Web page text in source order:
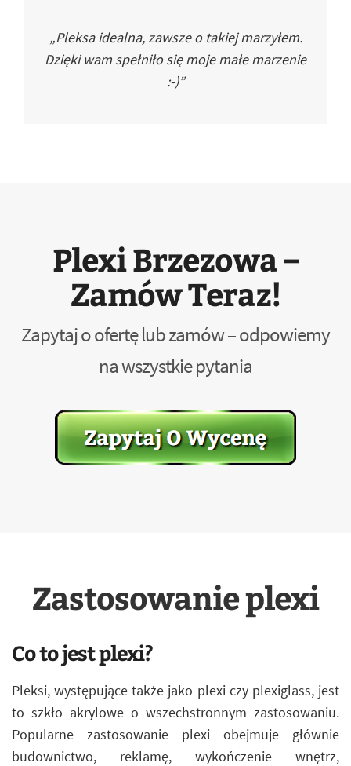
„Pleksa idealna, zawsze o takiej marzyłem.
Dzięki wam spełniło się moje małe marzenie
:-)”
Plexi Brzezowa –
Zamów Teraz!
Zapytaj o ofertę lub zamów – odpowiemy
na wszystkie pytania
Zastosowanie plexi
Co to jest plexi?
Pleksi, występujące także jako plexi czy plexiglass, jest
to szkło akrylowe o wszechstronnym zastosowaniu.
Popularne zastosowanie plexi obejmuje głównie
budownictwo, reklamę, wykończenie wnętrz,